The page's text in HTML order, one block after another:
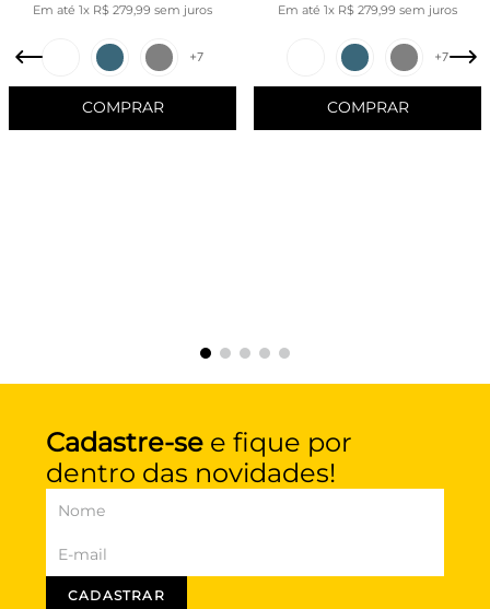
Em até 1x R$ 279 99 sem juros
+7
COMPRAR
Em até 1x R$ 279 99 sem juros
+7
COMPRAR
Cadastre-se e fique por
dentro das novidades!
CADASTRAR